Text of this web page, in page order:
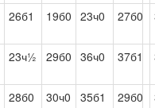
26б1 19б0 23ч0 27б0
23ч½ 29б0 36ч0 37б1
28б0 30ч0 35б1 29б0